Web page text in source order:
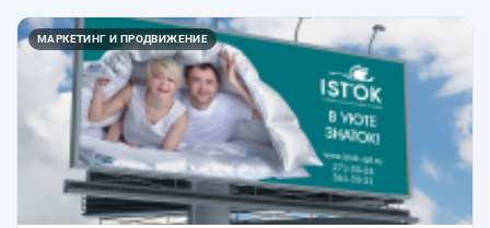
МАРКЕТИНГ И ПРОДВИЖЕНИЕ